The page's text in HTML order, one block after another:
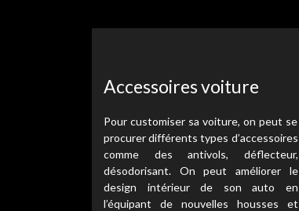
Accessoires voiture
Pour customiser sa voiture, on peut se
procurer différents types d’accessoires
comme des antivols, déflecteur,
désodorisant. On peut améliorer le
design intérieur de son auto en
l’équipant de nouvelles housses et